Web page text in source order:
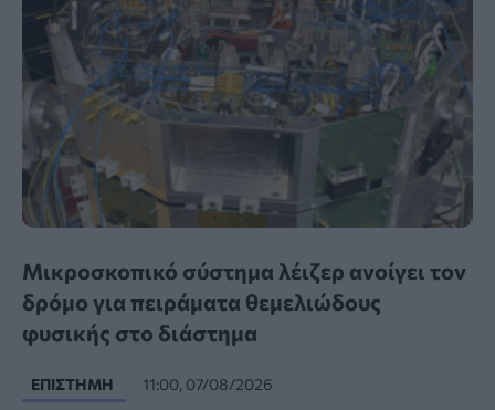
Μικροσκοπικό σύστημα λέιζερ ανοίγει τον
δρόμο για πειράματα θεμελιώδους
φυσικής στο διάστημα
ΕΠΙΣΤΉΜΗ 11:00, 07/08/2026